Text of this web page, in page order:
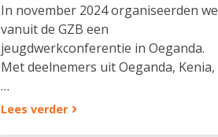
In november 2024 organiseerden we
vanuit de GZB een
jeugdwerkconferentie in Oeganda.
Met deelnemers uit Oeganda, Kenia,
…
Lees verder